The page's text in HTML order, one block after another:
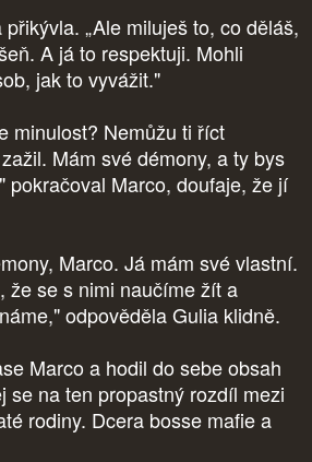
„Ale miluješ to, co děláš,
A já to respektuji. Mohli
jak to vyvážit."
minulost? Nemůžu ti říct
Mám své démony, a ty bys
pokračoval Marco, doufaje, že jí
Marco. Já mám své vlastní.
že se s nimi naučíme žít a
odpověděla Gulia klidně.
Marco a hodil do sebe obsah
se na ten propastný rozdíl mezi
rodiny. Dcera bosse mafie a